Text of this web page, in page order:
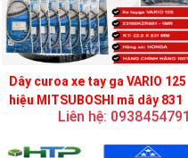
Dây curoa xe tay ga VARIO 125
hiệu MITSUBOSHI mã dây 831
Liên hệ: 0938454791